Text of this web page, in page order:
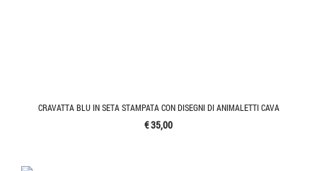
CRAVATTA BLU IN SETA STAMPATA CON DISEGNI DI ANIMALETTI CAVA
€ 35,00